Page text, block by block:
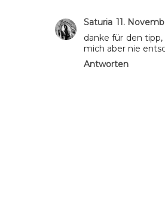
Saturia 11.
danke für den
mich aber nie
Antworten